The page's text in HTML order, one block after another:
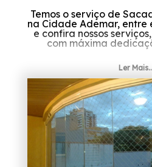
Temos o serviço de
na Cidade Ademar, entre
e confira nossos
com máxima
Precisando de Sacadas
Cidade Ademar? Conte
e tenha a solução que
de engenharia de vidros,
de produtos e serviços
envidraçamento de
banheiros e portas de
disposição para
suporte necessário,
Ler